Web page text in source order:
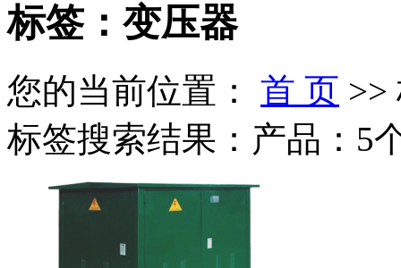
标签：变压器
您的当前位置： 首 页 >>
标签搜索结果：产品：5